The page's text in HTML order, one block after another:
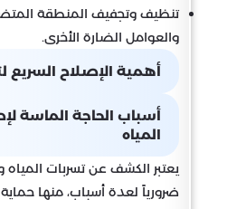
تنظيف وتجفيف المنطقة
والعوامل الضارة الأخرى.
أهمية الإصلاح السريع
أسباب الحاجة الماسة
المياه
يعتبر الكشف عن تسربات المياه
ضرورياً لعدة أسباب، منها